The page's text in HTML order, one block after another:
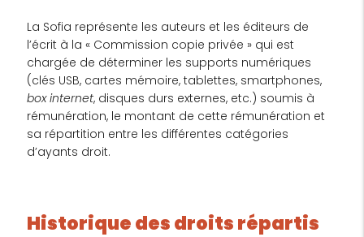
La Sofia représente les auteurs et les éditeurs de
l’écrit à la « Commission copie privée » qui est
chargée de déterminer les supports numériques
(clés USB, cartes mémoire, tablettes, smartphones,
box internet, disques durs externes, etc.) soumis à
rémunération, le montant de cette rémunération et
sa répartition entre les différentes catégories
d’ayants droit.
Historique des droits répartis